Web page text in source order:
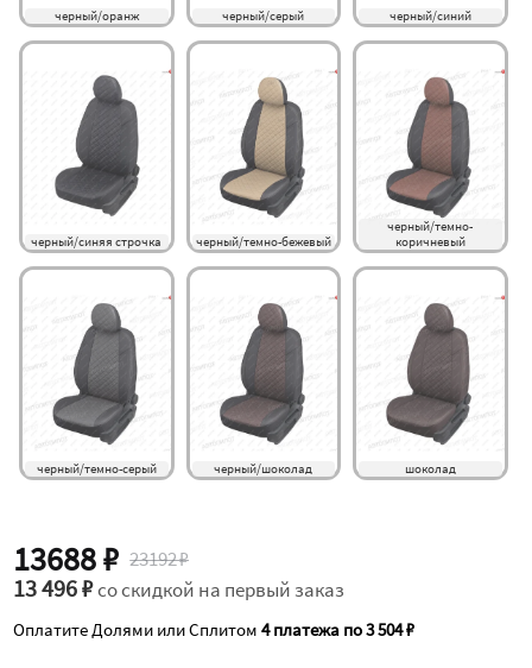
черный/оранж черный/серый черный/синий
черный/синяя строчка черный/темно-бежевый
черный/темно-
коричневый
черный/темно-серый черный/шоколад шоколад
13688 ₽ 23192 ₽
13 496 ₽со скидкой на первый заказ
Оплатите Долями или Сплитом4 платежа по 3 504 ₽